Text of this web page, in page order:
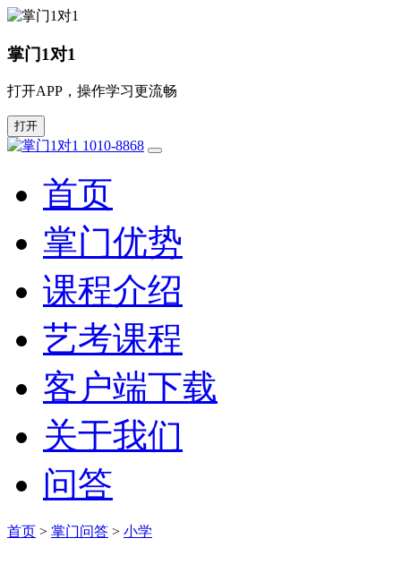
掌门1对1
打开APP，操作学习更流畅
打开
1010-8868
首页
掌门优势
课程介绍
艺考课程
客户端下载
关于我们
问答
首页 > 掌门问答 > 小学